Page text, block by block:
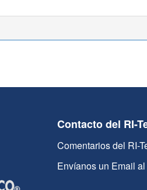
Contacto del RI-
Comentarios del RI-
Envíanos un Email